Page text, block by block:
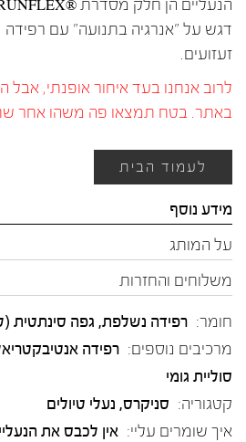
דגש על "אנרגיה בתנועה" עם
זעזועים.
לרוב אנחנו בעד איחור אופנתי,
באתר. בטח תמצאו פה משהו אחר
לעמוד הבית
מידע נוסף
על המותג
משלוחים והחזרות
חומר: רפידה נשלפת, גפה סינתטית
מרכיבים נוספים: רפידה
סוליית גומי
קטגוריה: סניקרס, נעלי טיולים
איך שומרים עליי: אין לכבס את